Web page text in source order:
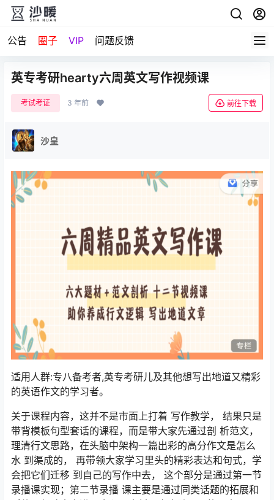
公告 圈子 VIP 问题反馈
英专考研hearty六周英文写作视频课
考试考证 3 年前 前往下载
沙皇
适用人群:专八备考者,英专考研儿及其他想写出地道又精彩
的英语作文的学习者。
关于课程内容，这并不是市面上打着 写作教学， 结果只是
带背模板句型套话的课程，而是带大家先通过剖 析范文，
理清行文思路，在头脑中架构一篇出彩的高分作文是怎么
水 到渠成的， 再带领大家学习里头的精彩表达和句式，学
会把它们迁移 到自己的写作中去， 这个部分是通过第一节
录播课实现；第二节录播 课主要是通过同类话题的拓展和